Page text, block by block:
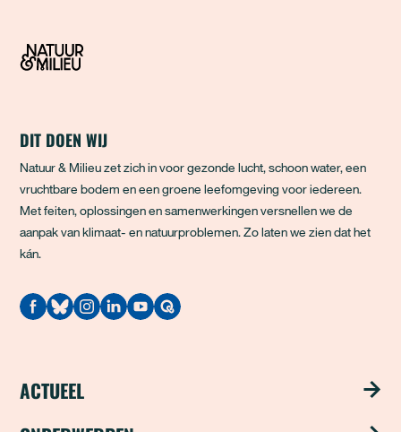
DIT DOEN WIJ
Natuur & Milieu zet zich in voor gezonde lucht, schoon water, een
vruchtbare bodem en een groene leefomgeving voor iedereen.
Met feiten, oplossingen en samenwerkingen versnellen we de
aanpak van klimaat- en natuurproblemen. Zo laten we zien dat het
kán.
Quodari
ACTUEEL
Nieuws